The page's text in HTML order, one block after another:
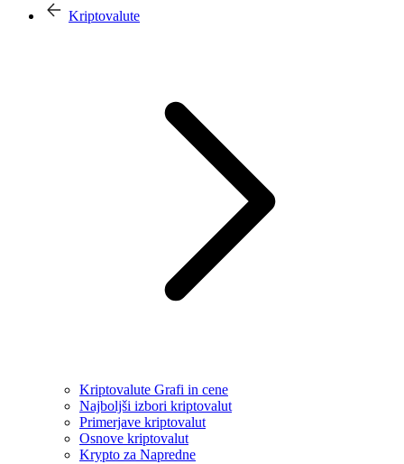
Kriptovalute
Kriptovalute Grafi in cene
Najboljši izbori kriptovalut
Primerjave kriptovalut
Osnove kriptovalut
Krypto za Napredne